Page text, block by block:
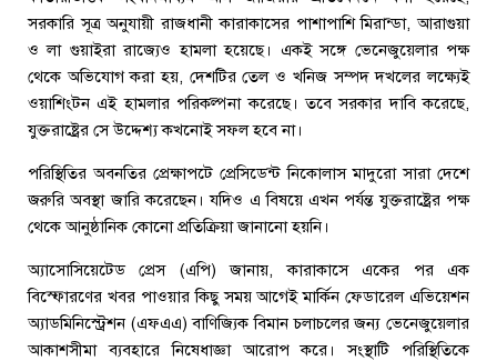
সরকারি সূত্র অনুযায়ী রাজধানী কারাকাসের পাশাপাশি মিরান্ডা, আরাগুয়া
ও লা গুয়াইরা রাজ্যেও হামলা হয়েছে। একই সঙ্গে ভেনেজুয়েলার পক্ষ
থেকে অভিযোগ করা হয়, দেশটির তেল ও খনিজ সম্পদ দখলের লক্ষ্যেই
ওয়াশিংটন এই হামলার পরিকল্পনা করেছে। তবে সরকার দাবি করেছে,
যুক্তরাষ্ট্রের সে উদ্দেশ্য কখনোই সফল হবে না।
পরিস্থিতির অবনতির প্রেক্ষাপটে প্রেসিডেন্ট নিকোলাস মাদুরো সারা দেশে
জরুরি অবস্থা জারি করেছেন। যদিও এ বিষয়ে এখন পর্যন্ত যুক্তরাষ্ট্রের পক্ষ
থেকে আনুষ্ঠানিক কোনো প্রতিক্রিয়া জানানো হয়নি।
অ্যাসোসিয়েটেড প্রেস (এপি) জানায়, কারাকাসে একের পর এক
বিস্ফোরণের খবর পাওয়ার কিছু সময় আগেই মার্কিন ফেডারেল এভিয়েশন
অ্যাডমিনিস্ট্রেশন (এফএএ) বাণিজ্যিক বিমান চলাচলের জন্য ভেনেজুয়েলার
আকাশসীমা ব্যবহারে নিষেধাজ্ঞা আরোপ করে। সংস্থাটি পরিস্থিতিকে